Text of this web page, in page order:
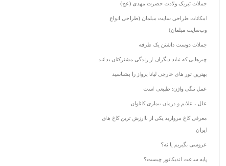
جملات تبریک ولادت حضرت مهدی (عج)
امکانات طراحی سایت مبلمان (طراحی انواع
وب‌سایت مبلمان)
جملات دوست داشتن یک طرفه
چیزهایی که نباید دیگران از زندگی مشترکتان بدانند
بهترین تور های خارجی لیانا پرواز را بشناسید
عمل تنگی واژن: طبیعی است
علل ، علایم و درمان بیماری کاناوان
معرفی کاخ مروارید یکی از باارزش ترین کاخ های
ایران
عروسی بگیریم یا نه؟
پایه ساعت اندیکاتور چیست؟